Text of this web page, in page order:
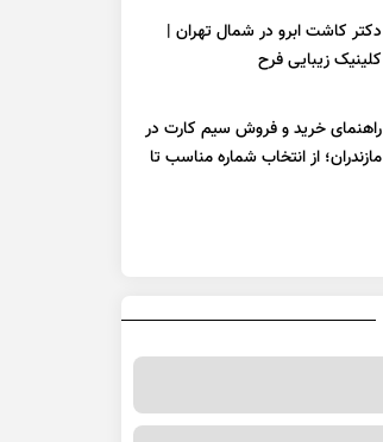
دکتر کاشت ابرو در شمال تهران |
کلینیک زیبایی فرح
راهنمای خرید و فروش سیم کارت در
مازندران؛ از انتخاب شماره مناسب تا